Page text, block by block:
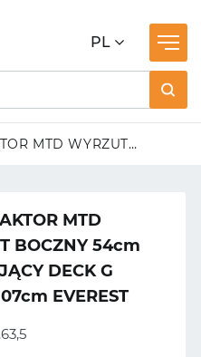
PL
MTD WYRZUT
MTD
BOCZNY 54cm
DECK G
EVEREST